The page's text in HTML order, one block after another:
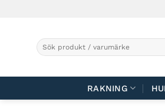
Sök
efter:
RAKNING